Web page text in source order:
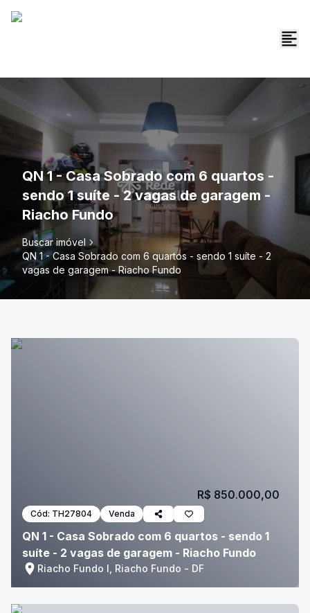
QN 1 - Casa Sobrado com 6 quartos -
sendo 1 suíte - 2 vagas de garagem -
Riacho Fundo
Buscar imóvel
QN 1 - Casa Sobrado com 6 quartos - sendo 1 suíte - 2
vagas de garagem - Riacho Fundo
Cód: TH27804 Venda
QN 1 - Casa Sobrado com 6 quartos - sendo 1
suíte - 2 vagas de garagem - Riacho Fundo
Riacho Fundo I, Riacho Fundo - DF
R$ 850.000,00